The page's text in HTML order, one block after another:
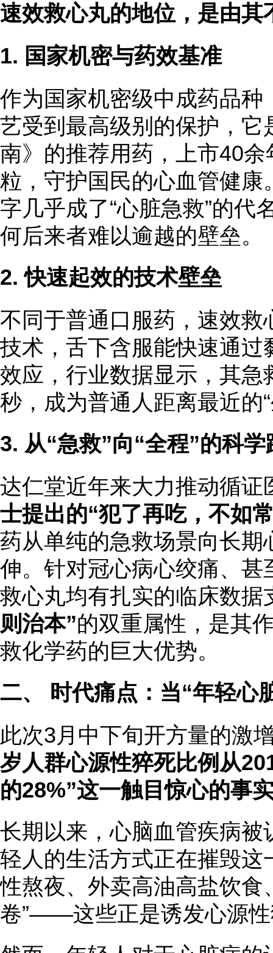
速效救心丸的地位，是由
1. 国家机密与药效基准
作为国家机密级中成药品
艺受到最高级别的保护，
南》的推荐用药，上市40
粒，守护国民的心血管健
字几乎成了“心脏急救”的代
何后来者难以逾越的壁垒。
2. 快速起效的技术壁垒
不同于普通口服药，速效
技术，舌下含服能快速通
效应，行业数据显示，其
秒，成为普通人距离最近的
3. 从“急救”向“全程”的科学
达仁堂近年来大力推动循证
士提出的“犯了再吃，不如
药从单纯的急救场景向长
伸。针对冠心病心绞痛、
救心丸均有扎实的临床数据
则治本”的双重属性，是其
救化学药的巨大优势。
二、 时代痛点：当“年轻心
此次3月中下旬开方量的激
岁人群心源性猝死比例从
的28%”这一触目惊心的事
长期以来，心脑血管疾病被
轻人的生活方式正在摧毁
性熬夜、外卖高油高盐饮食
卷”——这些正是诱发心源